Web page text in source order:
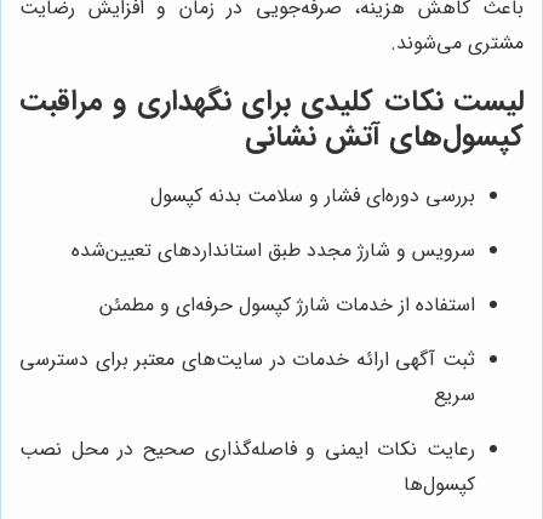
باعث کاهش هزینه، صرفه‌جویی در زمان و افزایش رضایت
مشتری می‌شوند.
لیست نکات کلیدی برای نگهداری و مراقبت
کپسول‌های آتش نشانی
بررسی دوره‌ای فشار و سلامت بدنه کپسول
سرویس و شارژ مجدد طبق استانداردهای تعیین‌شده
استفاده از خدمات شارژ کپسول حرفه‌ای و مطمئن
ثبت آگهی ارائه خدمات در سایت‌های معتبر برای دسترسی
سریع
رعایت نکات ایمنی و فاصله‌گذاری صحیح در محل نصب
کپسول‌ها